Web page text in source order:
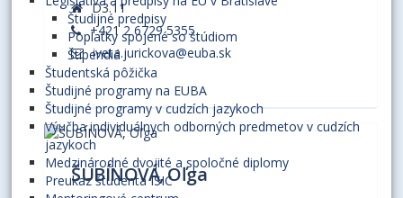
Študijné predpisy
Poplatky spojené so štúdiom
Štipendiá
Študentská pôžička
Študijné programy na EUBA
Študijné programy v cudzích jazykoch
Výučba individuálnych odborných predmetov v cudzích
jazykoch
Medzinárodné dvojité a spoločné diplomy
Preukaz študenta ISIC
D3.11
+421 2 6729 5355
iveta.jurickova@euba.sk
ŠUBÍNOVÁ, Oľga